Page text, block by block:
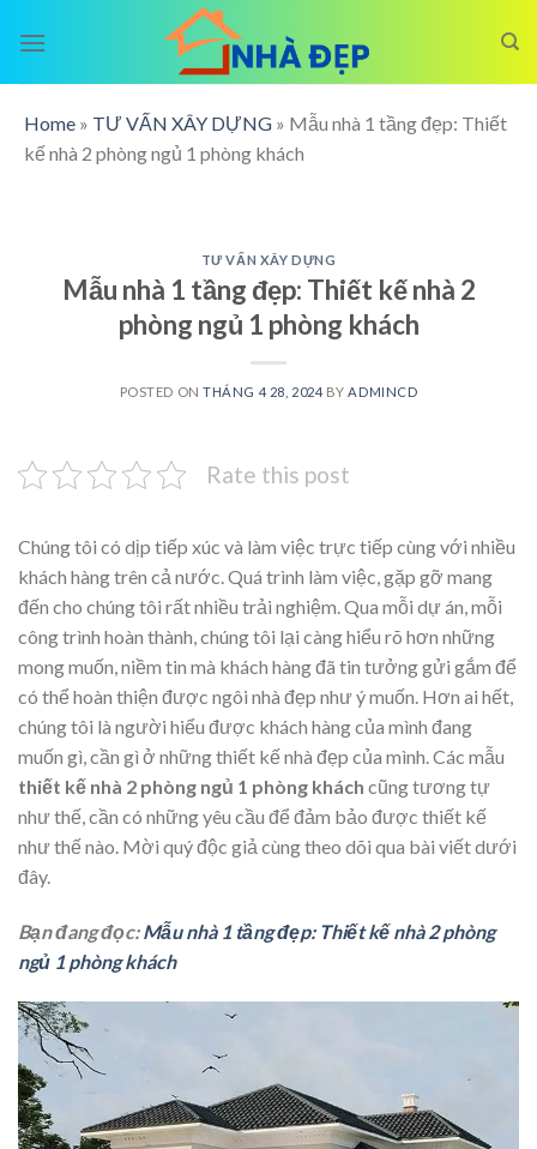
Home » TƯ VẤN XÂY DỰNG » Mẫu nhà 1 tầng đẹp: Thiết
kế nhà 2 phòng ngủ 1 phòng khách
TƯ VẤN XÂY DỰNG
Mẫu nhà 1 tầng đẹp: Thiết kế nhà 2
phòng ngủ 1 phòng khách
POSTED ONTHÁNG 4 28, 2024 BYADMINCD
Rate this post
Chúng tôi có dịp tiếp xúc và làm việc trực tiếp cùng với nhiều
khách hàng trên cả nước. Quá trình làm việc, gặp gỡ mang
đến cho chúng tôi rất nhiều trải nghiệm. Qua mỗi dự án, mỗi
công trình hoàn thành, chúng tôi lại càng hiểu rõ hơn những
mong muốn, niềm tin mà khách hàng đã tin tưởng gửi gắm để
có thể hoàn thiện được ngôi nhà đẹp như ý muốn. Hơn ai hết,
chúng tôi là người hiểu được khách hàng của mình đang
muốn gì, cần gì ở những thiết kế nhà đẹp của mình. Các mẫu
thiết kế nhà 2 phòng ngủ 1 phòng khách cũng tương tự
như thế, cần có những yêu cầu để đảm bảo được thiết kế
như thế nào. Mời quý độc giả cùng theo dõi qua bài viết dưới
đây.
Bạn đang đọc:Mẫu nhà 1 tầng đẹp: Thiết kế nhà 2 phòng
ngủ 1 phòng khách